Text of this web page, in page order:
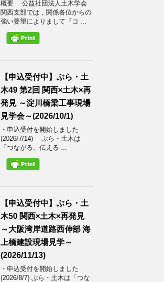
概要 公益社団法人土木学会
関西支部では，関係各位からの
強い要望によりまして『コ ...
【申込受付中】ぶら・土
木49 第2回 関西×土木×再
発見 ～淀川橋梁工事現場
見学会～(2026/10/1)
・申込受付を開始しました
(2026/7/14) ぶら・土木は
「つながる、伝える ...
【申込受付中】ぶら・土
木50 関西×土木×再発見
～大阪湾岸道路西伸部 海
上橋建設現場見学～
(2026/11/13)
・申込受付を開始しました
(2026/8/7) ぶら・土木は「つな